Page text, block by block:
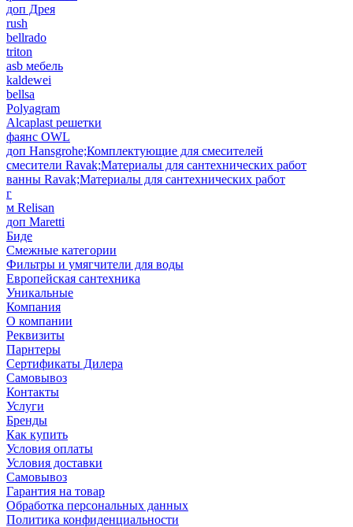
доп Дрея
rush
bellrado
triton
asb мебель
kaldewei
bellsa
Polyagram
Alcaplast решетки
фаянс OWL
доп Hansgrohe;Комплектующие для смесителей
смесители Ravak;Материалы для сантехнических работ
ванны Ravak;Материалы для сантехнических работ
г
м Relisan
доп Maretti
Биде
Смежные категории
Фильтры и умягчители для воды
Европейская сантехника
Уникальные
Компания
О компании
Реквизиты
Парнтеры
Сертификаты Дилера
Самовывоз
Контакты
Услуги
Бренды
Как купить
Условия оплаты
Условия доставки
Самовывоз
Гарантия на товар
Обработка персональных данных
Политика конфиденциальности